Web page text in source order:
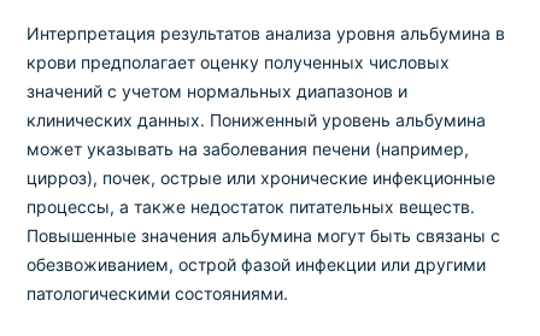
Интерпретация результатов анализа уровня альбумина в
крови предполагает оценку полученных числовых
значений с учетом нормальных диапазонов и
клинических данных. Пониженный уровень альбумина
может указывать на заболевания печени (например,
цирроз), почек, острые или хронические инфекционные
процессы, а также недостаток питательных веществ.
Повышенные значения альбумина могут быть связаны с
обезвоживанием, острой фазой инфекции или другими
патологическими состояниями.